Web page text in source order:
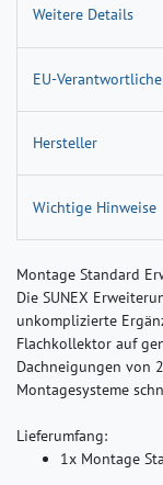
Weitere Details
EU-
Hersteller
Wichtige Hinweise
Montage Standard
Die SUNEX
unkomplizierte
Flachkollektor auf
Dachneigungen von
Montagesysteme
Lieferumfang:
1x Montage